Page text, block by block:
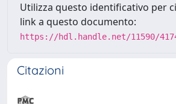
Utilizza questo identificativo per
link a questo documento:
https://hdl.handle.net/11590/
Citazioni